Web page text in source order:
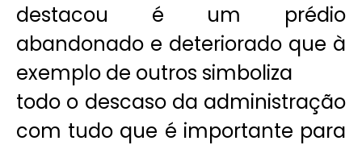
destacou é um prédio
abandonado e deteriorado que à
exemplo de outros simboliza
todo o descaso da administração
com tudo que é importante para